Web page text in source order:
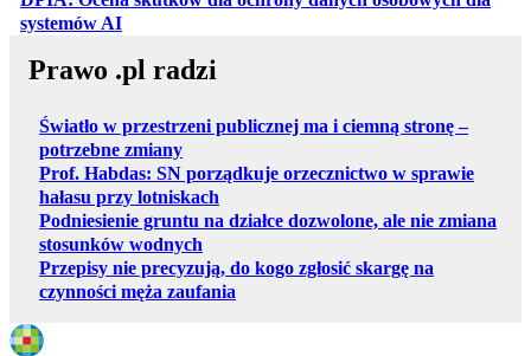
systemów AIotwiera się w nowej karcie
Prawo .pl radzi
Światło w przestrzeni publicznej ma i ciemną stronę –
potrzebne zmiany
Prof. Habdas: SN porządkuje orzecznictwo w sprawie
hałasu przy lotniskach
Podniesienie gruntu na działce dozwolone, ale nie zmiana
stosunków wodnych
Przepisy nie precyzują, do kogo zgłosić skargę na
czynności męża zaufania